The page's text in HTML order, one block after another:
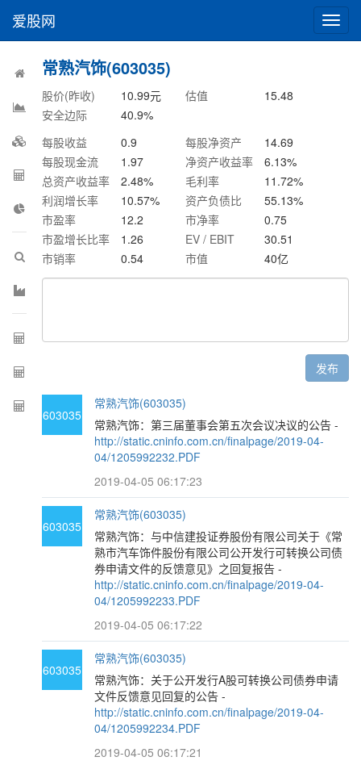
切
换
爱股网
常熟汽饰(603035)
股价(昨收) 10.99元 估值
15.48
安全边际
40.9%
每股收益
0.9 每股净资产
14.69
每股现金流
1.97 净资产收益率 6.13%
总资产收益率
2.48% 毛利率 11.72%
利润增长率
10.57% 资产负债比 55.13%
市盈率
12.2 市净率
0.75
市盈增长比率
1.26 EV / EBIT
30.51
市销率
0.54 市值 40亿
发布
603035
常熟汽饰(603035)
常熟汽饰：第三届董事会第五次会议决议的公告 -
http://static.cninfo.com.cn/finalpage/2019-04-
04/1205992232.PDF
2019-04-05 06:17:23
603035
常熟汽饰(603035)
常熟汽饰：与中信建投证券股份有限公司关于《常
熟市汽车饰件股份有限公司公开发行可转换公司债
券申请文件的反馈意见》之回复报告 -
http://static.cninfo.com.cn/finalpage/2019-04-
04/1205992233.PDF
2019-04-05 06:17:22
603035
常熟汽饰(603035)
常熟汽饰：关于公开发行A股可转换公司债券申请
文件反馈意见回复的公告 -
http://static.cninfo.com.cn/finalpage/2019-04-
04/1205992234.PDF
2019-04-05 06:17:21